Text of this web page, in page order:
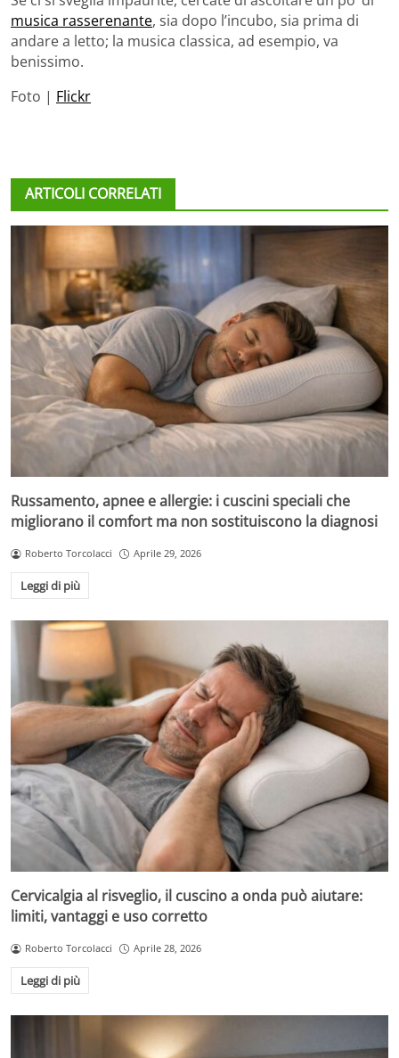
musica rasserenante, sia dopo l’incubo, sia prima di
andare a letto; la musica classica, ad esempio, va
benissimo.
Foto | Flickr
ARTICOLI CORRELATI
Russamento, apnee e allergie: i cuscini speciali che
migliorano il comfort ma non sostituiscono la diagnosi
Roberto Torcolacci Aprile 29, 2026
Leggi di più
Cervicalgia al risveglio, il cuscino a onda può aiutare:
limiti, vantaggi e uso corretto
Roberto Torcolacci Aprile 28, 2026
Leggi di più